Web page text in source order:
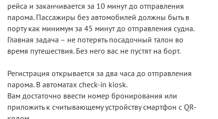
рейса и заканчивается за 10 минут до отправления
парома. Пассажиры без автомобилей должны быть в
порту как минимум за 45 минут до отправления судна.
Главная задача – не потерять посадочный талон во
время путешествия. Без него вас не пустят на борт.
Регистрация открывается за два часа до отправления
парома. В автоматах check-in kiosk.
Вам достаточно ввести номер бронирования или
приложить к считывающему устройству смартфон с QR-